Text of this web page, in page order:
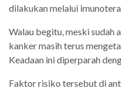
dilakukan melalui
Walau begitu, meski sudah
kanker masih terus
Keadaan ini diperparah
Faktor risiko tersebut di